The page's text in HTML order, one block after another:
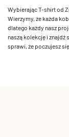
Wybierając T-shirt od
Wierzymy, że każda
dlatego każdy nasz
naszą kolekcję i
sprawi, że poczujesz